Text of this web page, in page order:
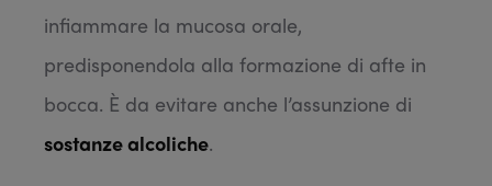
infiammare la mucosa orale,
predisponendola alla formazione di afte in
bocca. È da evitare anche l’assunzione di
sostanze alcoliche.